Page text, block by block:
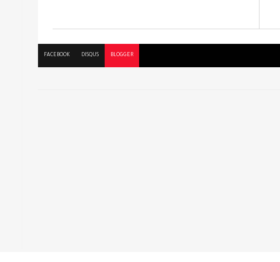
BLOGGER
DISQUS
FACEBOOK